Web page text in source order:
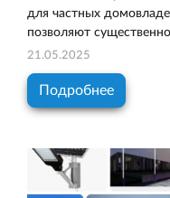
для частных
позволяют
21.05.2025
Подробнее